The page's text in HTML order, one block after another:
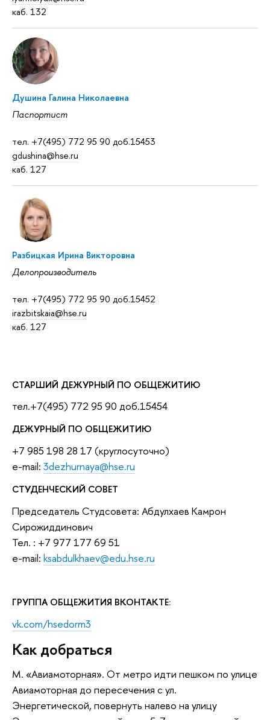
каб. 132
Душина Галина Николаевна
Паспортист
тел. +7(495) 772 95 90 доб.15453
gdushina@hse.ru
каб. 127
Разбицкая Ирина Викторовна
Делопроизводитель
тел. +7(495) 772 95 90 доб.15452
irazbitskaia@hse.ru
каб. 127
СТАРШИЙ ДЕЖУРНЫЙ ПО ОБЩЕЖИТИЮ
тел.+7(495) 772 95 90 доб.15454
ДЕЖУРНЫЙ ПО ОБЩЕЖИТИЮ
+7 985 198 28 17 (круглосуточно)
е-mail: 3dezhurnaya@hse.ru
СТУДЕНЧЕСКИЙ СОВЕТ
Председатель Студсовета: Абдулхаев Камрон
Сирожиддинович
Тел. : +7 977 177 69 51
е-mail: ksabdulkhaev@edu.hse.ru
ГРУППА ОБЩЕЖИТИЯ ВКОНТАКТЕ:
vk.com/hsedorm3
Как добраться
М. «Авиамоторная». От метро идти пешком по улице
Авиамоторная до пересечения с ул.
Энергетической, повернуть налево на улицу